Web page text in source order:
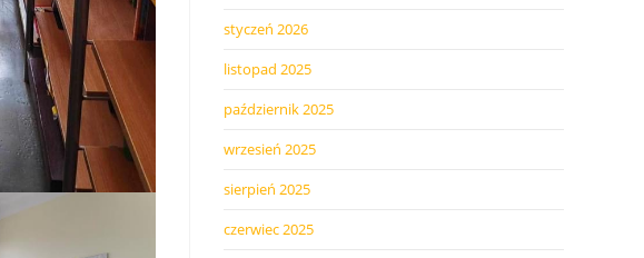
styczeń 2026
listopad 2025
październik 2025
wrzesień 2025
sierpień 2025
czerwiec 2025